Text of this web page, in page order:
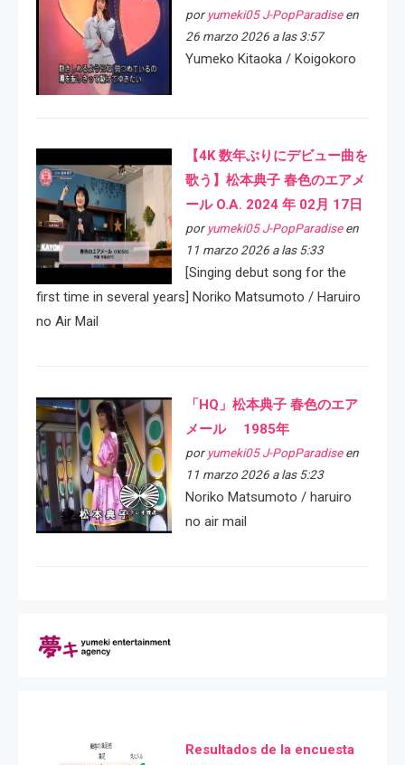
por yumeki05 J-PopParadiseen
26 marzo 2026 a las 3:57
Yumeko Kitaoka / Koigokoro
【4K 数年ぶりにデビュー曲を
歌う】松本典子 春色のエアメ
ール O.A. 2024 年 02月 17日
por yumeki05 J-PopParadiseen
11 marzo 2026 a las 5:33
[Singing debut song for the
first time in several years] Noriko Matsumoto / Haruiro
no Air Mail
「HQ」松本典子 春色のエア
メール 1985年
por yumeki05 J-PopParadiseen
11 marzo 2026 a las 5:23
Noriko Matsumoto / haruiro
no air mail
Resultados de la encuesta